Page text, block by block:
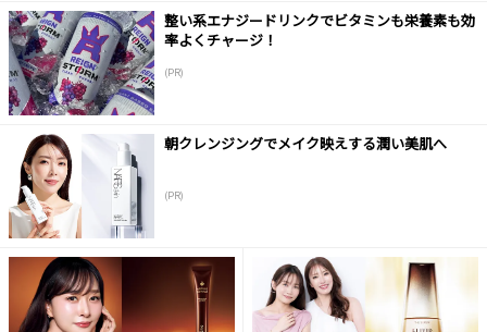
整い系エナジードリンクでビタミンも栄養素も効
率よくチャージ！
(PR)
朝クレンジングでメイク映えする潤い美肌へ
(PR)